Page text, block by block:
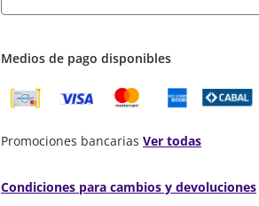
Medios de pago disponibles
Promociones bancarias Ver todas
Condiciones para cambios y devoluciones